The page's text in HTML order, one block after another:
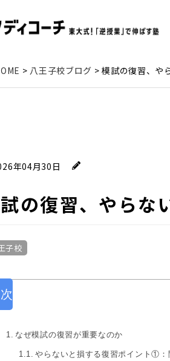
> 八王子校ブログ >模試の復習、や
年04月30日
の復習、やらな
子校
なぜ模試の復習が重要なのか
やらないと損する復習ポイント①：